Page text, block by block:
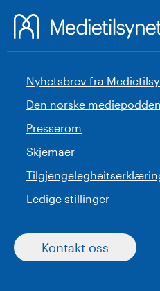
Nyhetsbrev fra
Den norske mediepodden
Presserom
Skjemaer
Ledige stillinger
Kontakt oss